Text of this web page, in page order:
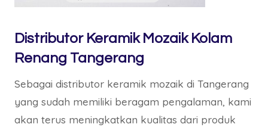
Distributor Keramik Mozaik Kolam
Renang Tangerang
Sebagai distributor keramik mozaik di Tangerang
yang sudah memiliki beragam pengalaman, kami
akan terus meningkatkan kualitas dari produk